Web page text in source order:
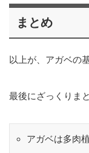
まとめ
以上が、アガベの
最後にざっくりま
アガベは多肉